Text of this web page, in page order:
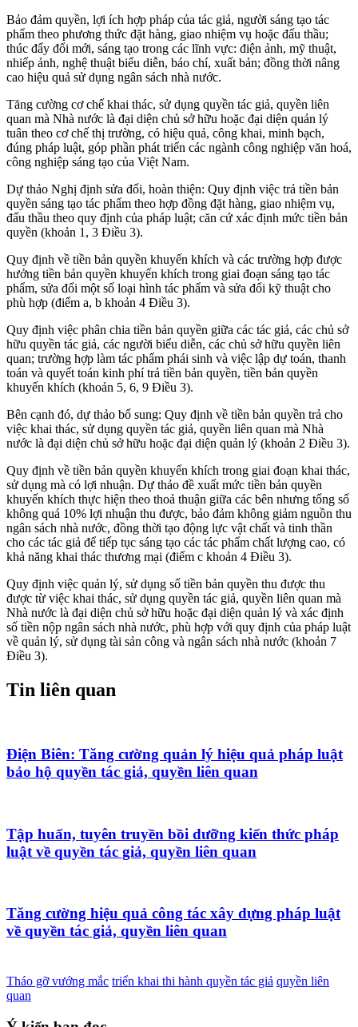
Bảo đảm quyền, lợi ích hợp pháp của tác giả, người sáng tạo tác
phẩm theo phương thức đặt hàng, giao nhiệm vụ hoặc đấu thầu;
thúc đẩy đổi mới, sáng tạo trong các lĩnh vực: điện ảnh, mỹ thuật,
nhiếp ảnh, nghệ thuật biểu diễn, báo chí, xuất bản; đồng thời nâng
cao hiệu quả sử dụng ngân sách nhà nước.
Tăng cường cơ chế khai thác, sử dụng quyền tác giả, quyền liên
quan mà Nhà nước là đại diện chủ sở hữu hoặc đại diện quản lý
tuân theo cơ chế thị trường, có hiệu quả, công khai, minh bạch,
đúng pháp luật, góp phần phát triển các ngành công nghiệp văn hoá,
công nghiệp sáng tạo của Việt Nam.
Dự thảo Nghị định sửa đổi, hoàn thiện: Quy định việc trả tiền bản
quyền sáng tạo tác phẩm theo hợp đồng đặt hàng, giao nhiệm vụ,
đấu thầu theo quy định của pháp luật; căn cứ xác định mức tiền bản
quyền (khoản 1, 3 Điều 3).
Quy định về tiền bản quyền khuyến khích và các trường hợp được
hưởng tiền bản quyền khuyến khích trong giai đoạn sáng tạo tác
phẩm, sửa đổi một số loại hình tác phẩm và sửa đổi kỹ thuật cho
phù hợp (điểm a, b khoản 4 Điều 3).
Quy định việc phân chia tiền bản quyền giữa các tác giả, các chủ sở
hữu quyền tác giả, các người biểu diễn, các chủ sở hữu quyền liên
quan; trường hợp làm tác phẩm phái sinh và việc lập dự toán, thanh
toán và quyết toán kinh phí trả tiền bản quyền, tiền bản quyền
khuyến khích (khoản 5, 6, 9 Điều 3).
Bên cạnh đó, dự thảo bổ sung: Quy định về tiền bản quyền trả cho
việc khai thác, sử dụng quyền tác giả, quyền liên quan mà Nhà
nước là đại diện chủ sở hữu hoặc đại diện quản lý (khoản 2 Điều 3).
Quy định về tiền bản quyền khuyến khích trong giai đoạn khai thác,
sử dụng mà có lợi nhuận. Dự thảo đề xuất mức tiền bản quyền
khuyến khích thực hiện theo thoả thuận giữa các bên nhưng tổng số
không quá 10% lợi nhuận thu được, bảo đảm không giảm nguồn thu
ngân sách nhà nước, đồng thời tạo động lực vật chất và tinh thần
cho các tác giả để tiếp tục sáng tạo các tác phẩm chất lượng cao, có
khả năng khai thác thương mại (điểm c khoản 4 Điều 3).
Quy định việc quản lý, sử dụng số tiền bản quyền thu được thu
được từ việc khai thác, sử dụng quyền tác giả, quyền liên quan mà
Nhà nước là đại diện chủ sở hữu hoặc đại diện quản lý và xác định
số tiền nộp ngân sách nhà nước, phù hợp với quy định của pháp luật
về quản lý, sử dụng tài sản công và ngân sách nhà nước (khoản 7
Điều 3).
Tin liên quan
Điện Biên: Tăng cường quản lý hiệu quả pháp luật
bảo hộ quyền tác giả, quyền liên quan
Tập huấn, tuyên truyền bồi dưỡng kiến thức pháp
luật về quyền tác giả, quyền liên quan
Tăng cường hiệu quả công tác xây dựng pháp luật
về quyền tác giả, quyền liên quan
Tháo gỡ vướng mắc triển khai thi hành quyền tác giả quyền liên
quan